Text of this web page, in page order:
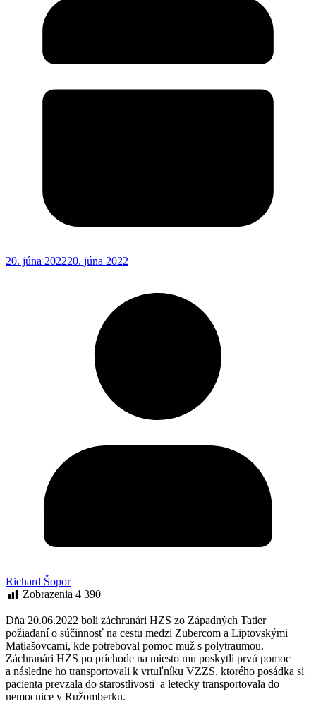
20. júna 202220. júna 2022
Richard Šopor
Zobrazenia 4 390
Dňa 20.06.2022 boli záchranári HZS zo Západných Tatier
požiadaní o súčinnosť na cestu medzi Zubercom a Liptovskými
Matiašovcami, kde potreboval pomoc muž s polytraumou.
Záchranári HZS po príchode na miesto mu poskytli prvú pomoc
a následne ho transportovali k vrtuľníku VZZS, ktorého posádka si
pacienta prevzala do starostlivosti a letecky transportovala do
nemocnice v Ružomberku.